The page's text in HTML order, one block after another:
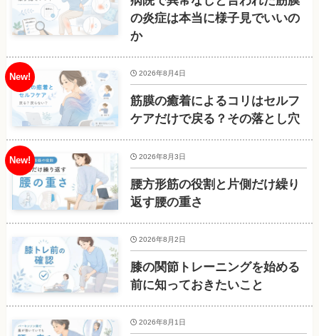
の炎症は本当に様子見でいいの
か
筋膜の癒着によるコリはセルフ
ケアだけで戻る？その落とし穴
2026年8月4日
腰方形筋の役割と片側だけ繰り
返す腰の重さ
2026年8月3日
膝の関節トレーニングを始める
前に知っておきたいこと
2026年8月2日
2026年8月1日